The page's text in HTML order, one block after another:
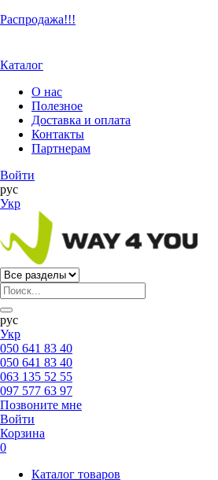
Распродажа!!!
Каталог
О нас
Полезное
Доставка и оплата
Контакты
Партнерам
Войти
рус
Укр
рус
Укр
050 641 83 40
050 641 83 40
063 135 52 55
097 577 63 97
Позвоните мне
Войти
Корзина
0
Каталог товаров